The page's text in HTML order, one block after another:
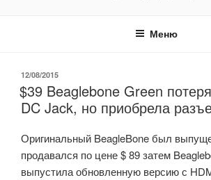
Меню
ОПУБЛИКОВАНО
12/08/2015
$39 Beaglebone Green
DC Jack, но приобрела
Оригинальный BeagleBone был
продавался по цене $ 89 затем
выпустила обновленную версию с